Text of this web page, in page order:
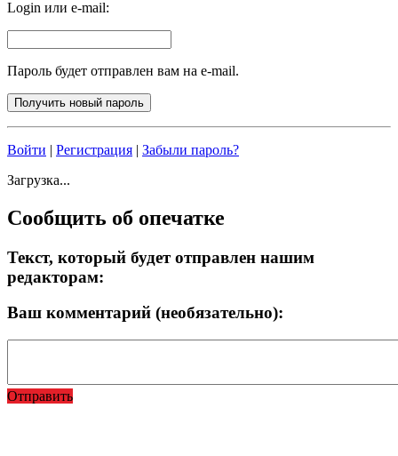
Login или e-mail:
Пароль будет отправлен вам на e-mail.
Войти | Регистрация | Забыли пароль?
Загрузка...
Сообщить об опечатке
Текст, который будет отправлен нашим
редакторам:
Ваш комментарий (необязательно):
Отправить